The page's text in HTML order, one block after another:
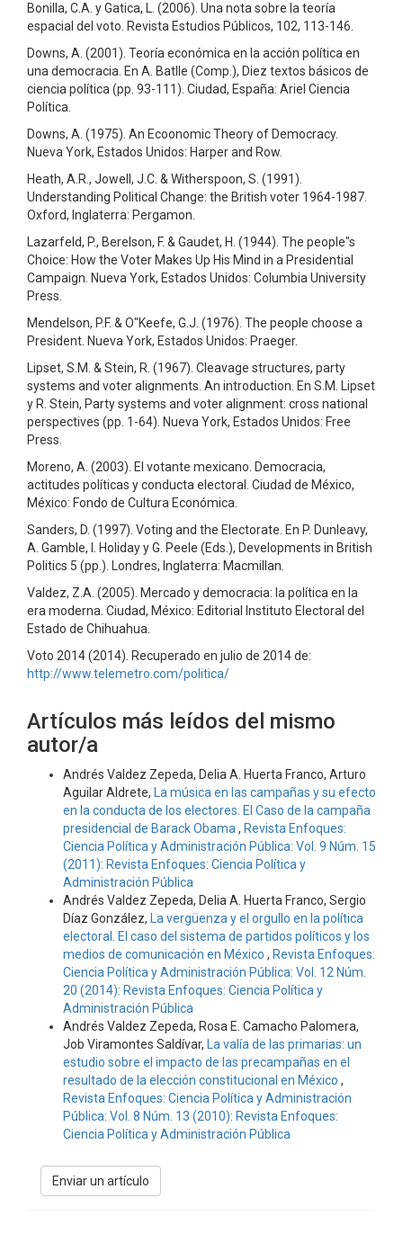
Bonilla, C.A. y Gatica, L. (2006). Una nota sobre la teoría
espacial del voto. Revista Estudios Públicos, 102, 113-146.
Downs, A. (2001). Teoría económica en la acción política en
una democracia. En A. Batlle (Comp.), Diez textos básicos de
ciencia política (pp. 93-111). Ciudad, España: Ariel Ciencia
Política.
Downs, A. (1975). An Ecoonomic Theory of Democracy.
Nueva York, Estados Unidos: Harper and Row.
Heath, A.R., Jowell, J.C. & Witherspoon, S. (1991).
Understanding Political Change: the British voter 1964-1987.
Oxford, Inglaterra: Pergamon.
Lazarfeld, P., Berelson, F. & Gaudet, H. (1944). The people"s
Choice: How the Voter Makes Up His Mind in a Presidential
Campaign. Nueva York, Estados Unidos: Columbia University
Press.
Mendelson, P.F. & O"Keefe, G.J. (1976). The people choose a
President. Nueva York, Estados Unidos: Praeger.
Lipset, S.M. & Stein, R. (1967). Cleavage structures, party
systems and voter alignments. An introduction. En S.M. Lipset
y R. Stein, Party systems and voter alignment: cross national
perspectives (pp. 1-64). Nueva York, Estados Unidos: Free
Press.
Moreno, A. (2003). El votante mexicano. Democracia,
actitudes políticas y conducta electoral. Ciudad de México,
México: Fondo de Cultura Económica.
Sanders, D. (1997). Voting and the Electorate. En P. Dunleavy,
A. Gamble, I. Holiday y G. Peele (Eds.), Developments in British
Politics 5 (pp.). Londres, Inglaterra: Macmillan.
Valdez, Z.A. (2005). Mercado y democracia: la política en la
era moderna. Ciudad, México: Editorial Instituto Electoral del
Estado de Chihuahua.
Voto 2014 (2014). Recuperado en julio de 2014 de:
http://www.telemetro.com/politica/
Artículos más leídos del mismo
autor/a
Andrés Valdez Zepeda, Delia A. Huerta Franco, Arturo
Aguilar Aldrete,
La música en las campañas y su efecto
en la conducta de los electores. El Caso de la campaña
presidencial de Barack Obama , Revista Enfoques:
Ciencia Política y Administración Pública: Vol. 9 Núm. 15
(2011): Revista Enfoques: Ciencia Política y
Administración Pública
Andrés Valdez Zepeda, Delia A. Huerta Franco, Sergio
Díaz González,
La vergüenza y el orgullo en la política
electoral. El caso del sistema de partidos políticos y los
medios de comunicación en México , Revista Enfoques:
Ciencia Política y Administración Pública: Vol. 12 Núm.
20 (2014): Revista Enfoques: Ciencia Política y
Administración Pública
Andrés Valdez Zepeda, Rosa E. Camacho Palomera,
Job Viramontes Saldívar,
La valía de las primarias: un
estudio sobre el impacto de las precampañas en el
resultado de la elección constitucional en México ,
Revista Enfoques: Ciencia Política y Administración
Pública: Vol. 8 Núm. 13 (2010): Revista Enfoques:
Ciencia Política y Administración Pública
Enviar
unEnviar un artículo